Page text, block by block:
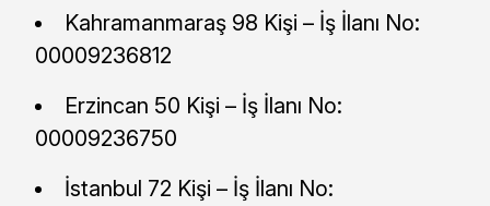
Kahramanmaraş 98 Kişi – İş İlanı No:
00009236812
Erzincan 50 Kişi – İş İlanı No:
00009236750
İstanbul 72 Kişi – İş İlanı No: